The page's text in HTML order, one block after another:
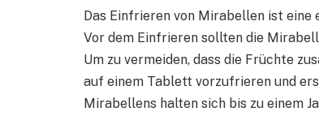
Das Einfrieren von Mirabellen ist eine
Vor dem Einfrieren sollten die
Um zu vermeiden, dass die Früchte
auf einem Tablett vorzufrieren und
Mirabellens halten sich bis zu einem